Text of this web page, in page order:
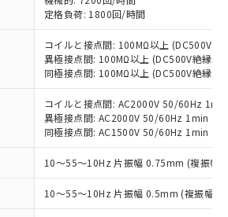
定格負荷: 1800回/時間
コイルと接点間: 100MΩ以上 (DC500V絶
異極接点間: 100MΩ以上 (DC500V絶縁抵
同極接点間: 100MΩ以上 (DC500V絶縁抵
コイルと接点間: AC2000V 50/60Hz 1min
異極接点間: AC2000V 50/60Hz 1min
同極接点間: AC1500V 50/60Hz 1min
10～55～10Hz 片振幅 0.75mm (複振幅
10～55～10Hz 片振幅 0.5mm (複振幅
ビスは、当社制御機器事業取扱
当社在庫状況および標準価格
を提供させていただくもので
御機器事業取扱商品の中には、
ビスの対象外となる商品もある
ご了承ください。
況および標準価格照会結果は、
ている更新日時点での社内デー
づき作成されるものであり、閲
た時点での実際の在庫および標
は異なる場合があることをご
：EU RoHS指令（10物質）の
状況を調査中または確認中の
イセンス料など無形物で、有
関係のない商品です。
情により、非含有部品として
含有品と判明した場合などや
することがあります。
10物質）：
以下、 水銀(Hg) 1000ppm以下、 カド
以下、
1000ppm以下、ポリ臭化ビフェニル
以下、ポリ臭化ジフェニルエーテル類
表
均質材料含有率が中国RoHSの
あることを示します。
均質材料含有率が中国RoHSの
ていることを示します。
認です。当社販売部門へお問
) : 1000ppm、 PBBs(ポリ臭化ビフェ
、これら貴社製品のうち、外国
よび外国貿易法に定める商品
｢規制貨物等」という）を輸出
国外への提供する場合は、日本
の輸出許可(または役務取引許
得するなどの必要な手続きを